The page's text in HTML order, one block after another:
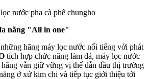
năng "All in one"
hãng máy lọc nước nổi tiếng với phát
tích hợp chức năng làm đá, máy lọc nước
vẫn giữ vững vị thế dẫn đầu thị trường
ở xứ kim chi và tiếp tục giới thiệu tới